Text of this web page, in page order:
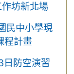
坊新北場
民中小學現
程計畫
日防空演習